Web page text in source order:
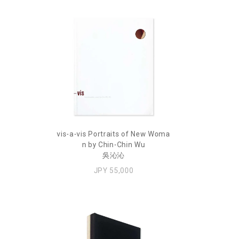
vis-a-vis Portraits of New Woma
n by Chin-Chin Wu
吳沁沁
JPY 55,000